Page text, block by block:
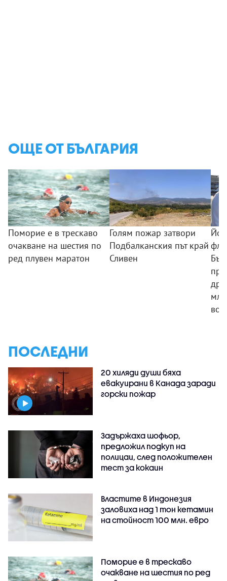
ОЩЕ ОТ БЪЛГАРИЯ
Поморие е в трескаво
очакване на шестия по
ред плувен маратон
Голям пожар затвори
Подбалканския път край
Сливен
ПОСЛЕДНИ
20 хиляди души бяха
евакуирани в Канада заради
горски пожар
Задържаха шофьор,
предложил подкуп на
полицаи, след положителен
тест за кокаин
Властите в Индонезия
заловиха над 1 тон кетамин
на стойност 100 млн. евро
Поморие е в трескаво
очакване на шестия по ред